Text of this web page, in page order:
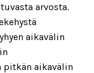
arvosta.
aikavälin
aikavälin